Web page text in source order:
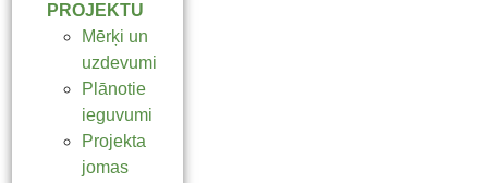
PROJEKTU
Mērķi un
uzdevumi
Plānotie
ieguvumi
Projekta
jomas